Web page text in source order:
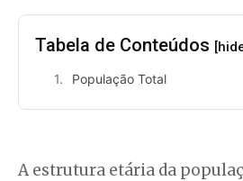
Tabela de Conteúdos
População Total
A estrutura etária da